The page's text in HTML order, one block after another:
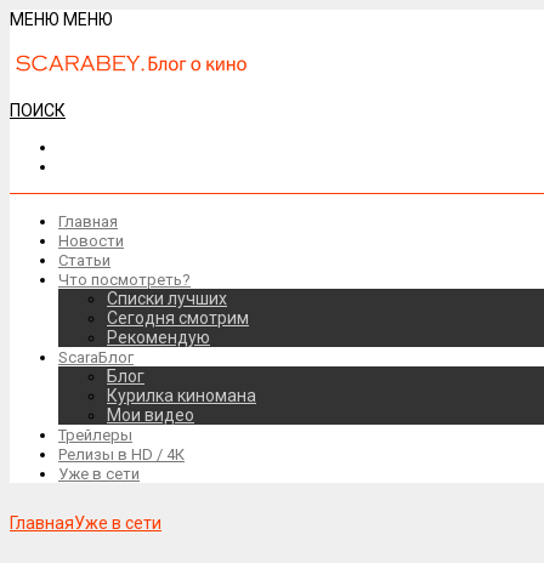
МЕНЮ МЕНЮ
ПОИСК
Главная
Новости
Статьи
Что посмотреть?
Списки лучших
Сегодня смотрим
Рекомендую
ScaraБлог
Блог
Курилка киномана
Мои видео
Трейлеры
Релизы в HD / 4К
Уже в сети
ГлавнаяУже в сети